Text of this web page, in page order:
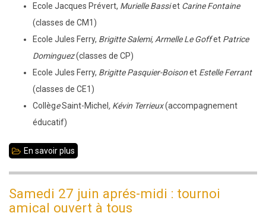
Ecole Jacques Prévert, Murielle Bassiet Carine Fontaine
(classes de CM1)
Ecole Jules Ferry, Brigitte Salemi, Armelle Le Goffet Patrice
Dominguez(classes de CP)
Ecole Jules Ferry, Brigitte Pasquier-Boisonet Estelle Ferrant
(classes de CE1)
CollègeSaint-Michel , Kévin Terrieux(accompagnement
éducatif)
En savoir plus
Samedi 27 juin aprés-midi : tournoi
amical ouvert à tous